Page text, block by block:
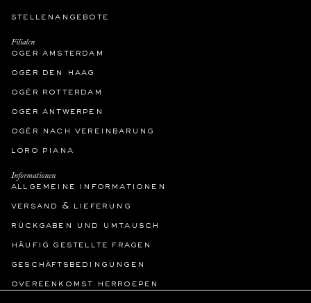
stellenangebote
Filialen
oger amsterdam
ogér den haag
ogér rotterdam
ogér antwerpen
ogér nach vereinbarung
loro piana
Informationen
allgemeine informationen
versand & lieferung
rückgaben und umtausch
häufig gestellte fragen
geschäftsbedingungen
overeenkomst herroepen